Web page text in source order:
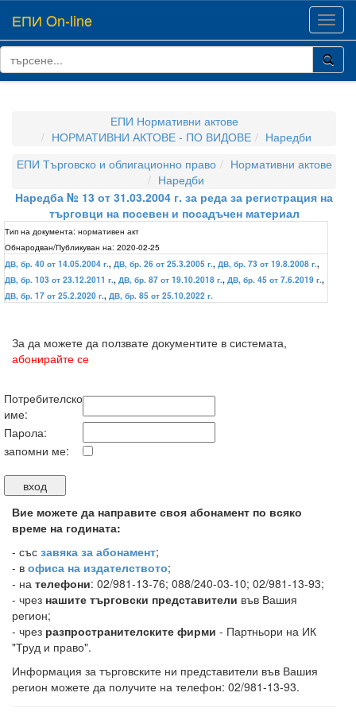
ЕПИ On-line
ЕПИ Нормативни актове
НОРМАТИВНИ АКТОВЕ - ПО ВИДОВЕ
Наредби
ЕПИ Търговско и облигационно право
Нормативни актове
Наредби
Наредба № 13 от 31.03.2004 г. за реда за регистрация на
търговци на посевен и посадъчен материал
Тип на документа: нормативен акт
Обнародван/Публикуван на: 2020-02-25
ДВ, бр. 40 от 14.05.2004 г., ДВ, бр. 26 от 25.3.2005 г., ДВ, бр. 73 от 19.8.2008 г.,
ДВ, бр. 103 от 23.12.2011 г., ДВ, бр. 87 от 19.10.2018 г., ДВ, бр. 45 от 7.6.2019 г.,
ДВ, бр. 17 от 25.2.2020 г., ДВ, бр. 85 от 25.10.2022 г.
За да можете да ползвате документите в системата,
абонирайте се
Потребителско
име:
Парола:
запомни ме:
Вие можете да направите своя абонамент по всяко
време на годината:
- със завяка за абонамент;
- в офиса на издателството;
- на телефони: 02/981-13-76; 088/240-03-10; 02/981-13-93;
- чрез нашите търговски представители във Вашия
регион;
- чрез разпространителските фирми - Партньори на ИК
"Труд и право".
Информация за търговските ни представители във Вашия
регион можете да получите на телефон: 02/981-13-93.